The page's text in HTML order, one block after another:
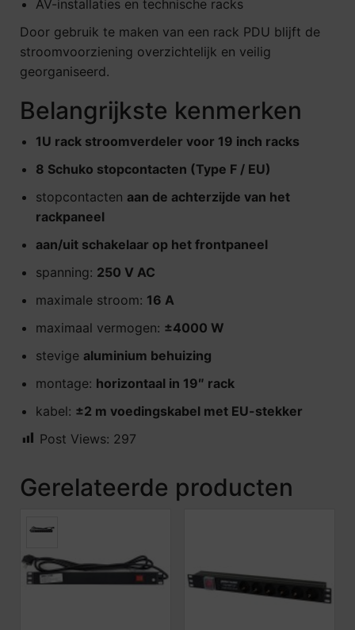
AV-installaties en technische racks
Door gebruik te maken van een rack PDU blijft de
stroomvoorziening overzichtelijk en veilig
georganiseerd.
Belangrijkste kenmerken
1U rack stroomverdeler voor 19 inch racks
8 Schuko stopcontacten (Type F / EU)
stopcontacten aan de achterzijde van het
rackpaneel
aan/uit schakelaar op het frontpaneel
spanning: 250 V AC
maximale stroom: 16 A
maximaal vermogen: ±4000 W
stevige aluminium behuizing
montage: horizontaal in 19″ rack
kabel: ±2 m voedingskabel met EU-stekker
Post Views: 297
Gerelateerde producten